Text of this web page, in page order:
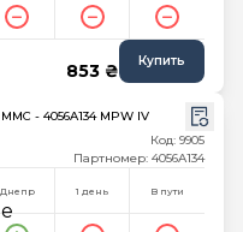
853 ₴ Купить
- 4056A134 MPW IV
Код: 9905
Партномер: 4056A134
Днепр 1 день В пути